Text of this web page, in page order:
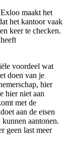
maakt het
het kantoor vaak
keer te checken.
voordeel wat
doen van je
hier
hier niet aan
met de
aan de eisen
aantonen.
geen last meer